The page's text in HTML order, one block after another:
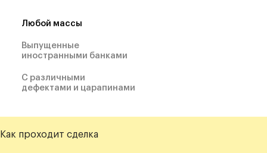
Любой массы
Выпущенные
иностранными банками
С различными
дефектами и царапинами
Как проходит сделка